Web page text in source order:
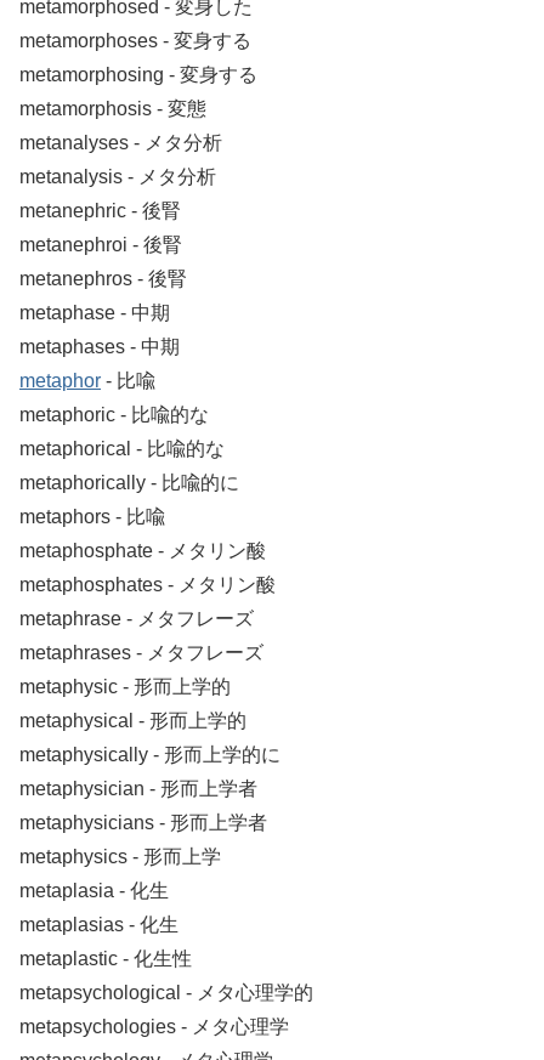
metamorphosed ‐ 変身した
metamorphoses ‐ 変身する
metamorphosing ‐ 変身する
metamorphosis ‐ 変態
metanalyses ‐ メタ分析
metanalysis ‐ メタ分析
metanephric ‐ 後腎
metanephroi ‐ 後腎
metanephros ‐ 後腎
metaphase ‐ 中期
metaphases ‐ 中期
metaphor ‐ 比喩
metaphoric ‐ 比喩的な
metaphorical ‐ 比喩的な
metaphorically ‐ 比喩的に
metaphors ‐ 比喩
metaphosphate ‐ メタリン酸
metaphosphates ‐ メタリン酸
metaphrase ‐ メタフレーズ
metaphrases ‐ メタフレーズ
metaphysic ‐ 形而上学的
metaphysical ‐ 形而上学的
metaphysically ‐ 形而上学的に
metaphysician ‐ 形而上学者
metaphysicians ‐ 形而上学者
metaphysics ‐ 形而上学
metaplasia ‐ 化生
metaplasias ‐ 化生
metaplastic ‐ 化生性
metapsychological ‐ メタ心理学的
metapsychologies ‐ メタ心理学